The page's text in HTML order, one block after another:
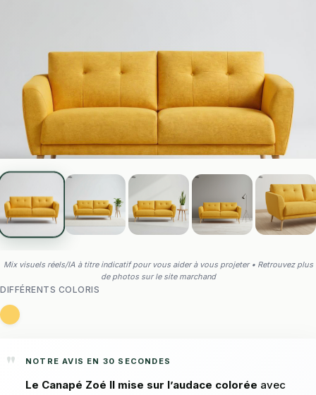
Mix visuels réels/IA à titre indicatif pour vous aider à vous projeter • Retrouvez plus
de photos sur le site marchand
DIFFÉRENTS COLORIS
NOTRE AVIS EN 30 SECONDES
Le Canapé Zoé II mise sur l’audace colorée avec